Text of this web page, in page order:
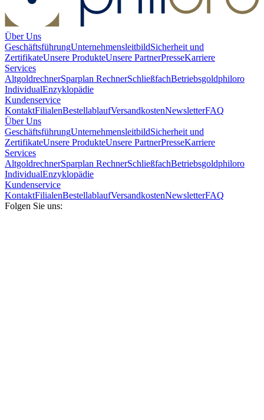
Über Uns
GeschäftsführungUnternehmensleitbildSicherheit und
ZertifikateUnsere ProdukteUnsere PartnerPresseKarriere
Services
AltgoldrechnerSparplan RechnerSchließfachBetriebsgoldphiloro
IndividualEnzyklopädie
Kundenservice
KontaktFilialenBestellablaufVersandkostenNewsletterFAQ
Über Uns
GeschäftsführungUnternehmensleitbildSicherheit und
ZertifikateUnsere ProdukteUnsere PartnerPresseKarriere
Services
AltgoldrechnerSparplan RechnerSchließfachBetriebsgoldphiloro
IndividualEnzyklopädie
Kundenservice
KontaktFilialenBestellablaufVersandkostenNewsletterFAQ
Folgen Sie uns: